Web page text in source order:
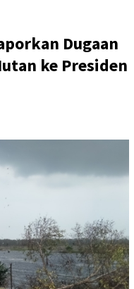
Dugaan
ke Presiden